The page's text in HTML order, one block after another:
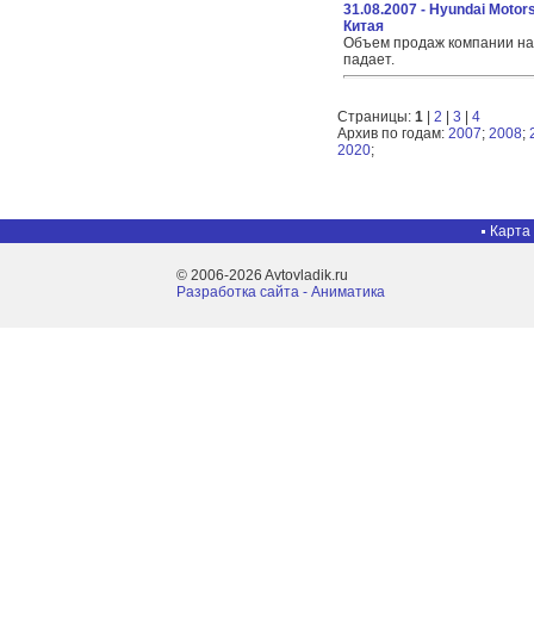
31.08.2007 - Hyundai
Китая
Объем продаж компании
падает.
Страницы: 1 2 3
4
Архив по годам: 2007; 2008;
2020;
Карта
© 2006-2026 Avtovladik.ru
Разработка сайта - Aниматика